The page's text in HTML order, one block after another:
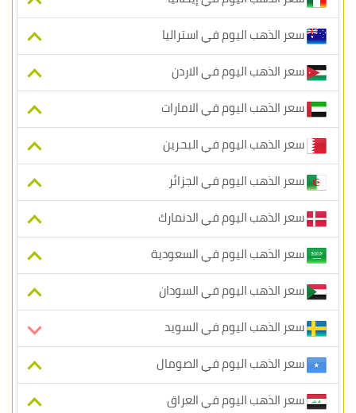
سعر الذهب اليوم في استراليا
سعر الذهب اليوم في الاردن
سعر الذهب اليوم في الامارات
سعر الذهب اليوم في البحرين
سعر الذهب اليوم في الجزائر
سعر الذهب اليوم في الدنمارك
سعر الذهب اليوم في السعودية
سعر الذهب اليوم في السودان
سعر الذهب اليوم في السويد
سعر الذهب اليوم في الصومال
سعر الذهب اليوم في العراق